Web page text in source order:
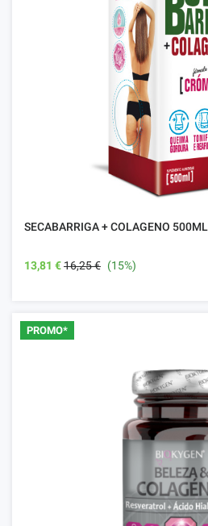
SECABARRIGA + COLAGENO 500ML
13,81 €16,25 € (15%)
PROMO*